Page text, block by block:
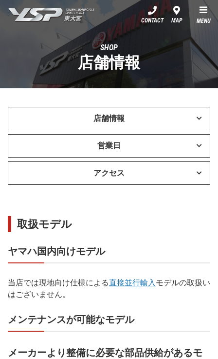
YSP東大宮
CONTACT MAP MENU
SHOP
店舗情報
店舗情報
営業日
アクセス
取扱モデル
ヤマハ国内向けモデル
当店では現地向け仕様による直接並行輸入モデルの取扱い
はございません。
メンテナンスが可能なモデル
メーカーより整備に必要な部品供給があるモ